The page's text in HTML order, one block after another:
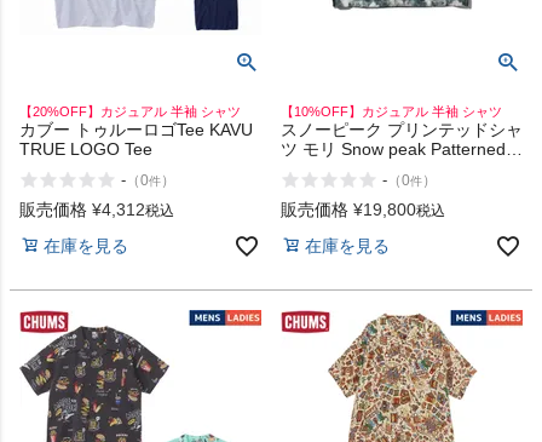
レディースカジュアルウェア
レディーススポーツウェア
スポーツシューズ
ヨガ
【20%OFF】カジュアル 半袖 シャツ
カブー トゥルーロゴTee KAVU
TRUE LOGO Tee
- （0件）
販売価格 ¥4,312税込
在庫を見る
【10%OFF】カジュアル 半袖 シャツ
スノーピーク プリンテッドシャ
ツ モリ Snow peak Patterned
Shirt Mori
- （0件）
販売価格 ¥19,800税込
在庫を見る